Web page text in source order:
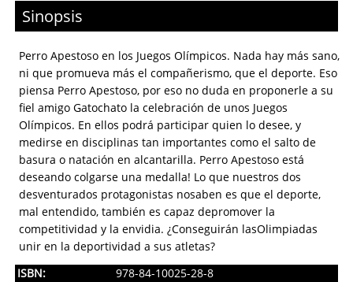
Sinopsis
Perro Apestoso en los Juegos Olímpicos. Nada hay más sano,
ni que promueva más el compañerismo, que el deporte. Eso
piensa Perro Apestoso, por eso no duda en proponerle a su
fiel amigo Gatochato la celebración de unos Juegos
Olímpicos. En ellos podrá participar quien lo desee, y
medirse en disciplinas tan importantes como el salto de
basura o natación en alcantarilla. Perro Apestoso está
deseando colgarse una medalla! Lo que nuestros dos
desventurados protagonistas nosaben es que el deporte,
mal entendido, también es capaz depromover la
competitividad y la envidia. ¿Conseguirán lasOlimpiadas
unir en la deportividad a sus atletas?
ISBN:
978-84-10025-28-8